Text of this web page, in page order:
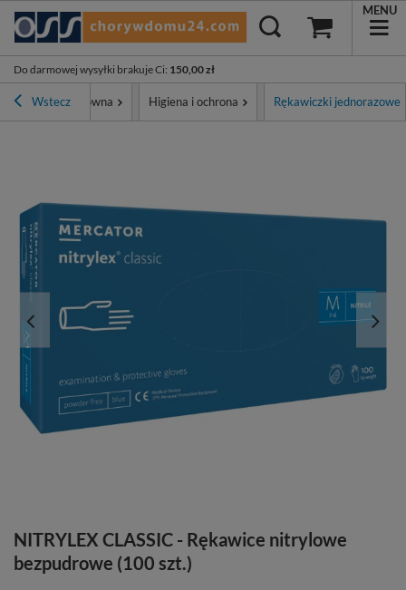
Do darmowej wysyłki brakuje Ci: 150,00 zł
MENU
Wstecz
Strona główna Higiena i ochrona Rękawiczki jednorazowe
NITRYLEX CLASSIC - Rękawice nitrylowe
bezpudrowe (100 szt.)